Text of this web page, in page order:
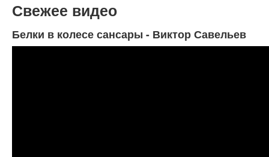
Свежее видео
Белки в колесе сансары - Виктор Савельев